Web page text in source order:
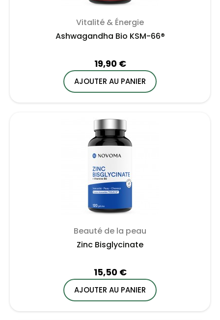
Vitalité & Énergie
Ashwagandha Bio KSM-66®
19,90 €
AJOUTER AU PANIER
Beauté de la peau
Zinc Bisglycinate
15,50 €
AJOUTER AU PANIER